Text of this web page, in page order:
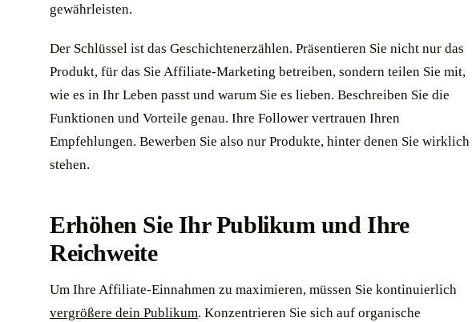
gewährleisten.
Der Schlüssel ist das Geschichtenerzählen. Präsentieren Sie nicht nur das
Produkt, für das Sie Affiliate-Marketing betreiben, sondern teilen Sie mit,
wie es in Ihr Leben passt und warum Sie es lieben. Beschreiben Sie die
Funktionen und Vorteile genau. Ihre Follower vertrauen Ihren
Empfehlungen. Bewerben Sie also nur Produkte, hinter denen Sie wirklich
stehen.
Erhöhen Sie Ihr Publikum und Ihre
Reichweite
Um Ihre Affiliate-Einnahmen zu maximieren, müssen Sie kontinuierlich
vergrößere dein Publikum. Konzentrieren Sie sich auf organische